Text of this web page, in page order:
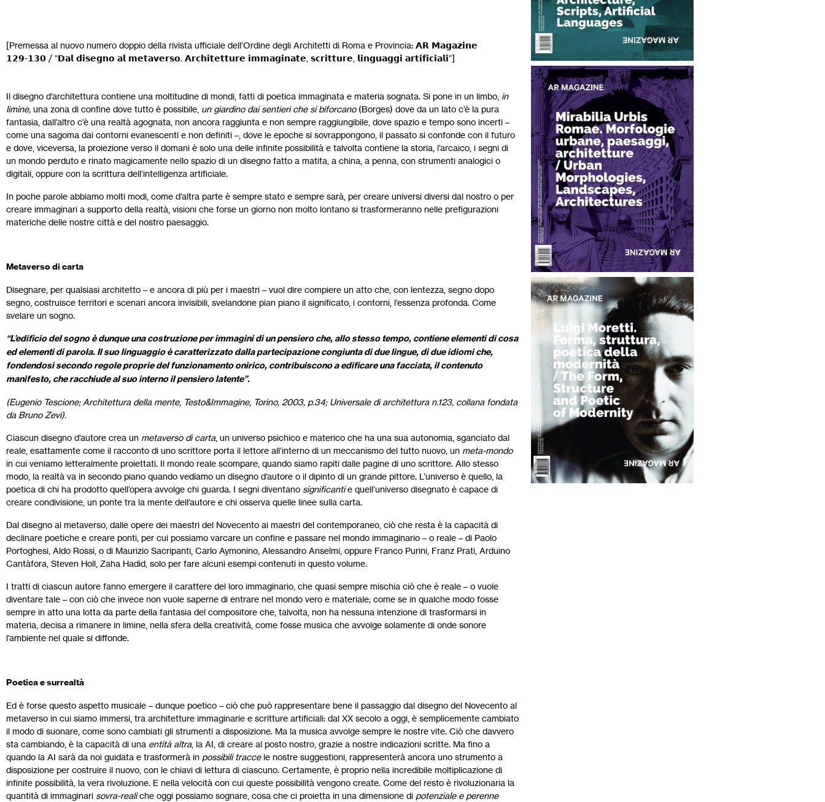
[Premessa al nuovo numero doppio della rivista ufficiale dell’Ordine degli Architetti di Roma e Provincia: 𝗔𝗥 𝗠𝗮𝗴𝗮𝘇𝗶𝗻𝗲
𝟭𝟮𝟵-𝟭𝟯𝟬 / “𝗗𝗮𝗹 𝗱𝗶𝘀𝗲𝗴𝗻𝗼 𝗮𝗹 𝗺𝗲𝘁𝗮𝘃𝗲𝗿𝘀𝗼. 𝗔𝗿𝗰𝗵𝗶𝘁𝗲𝘁𝘁𝘂𝗿𝗲 𝗶𝗺𝗺𝗮𝗴𝗶𝗻𝗮𝘁𝗲, 𝘀𝗰𝗿𝗶𝘁𝘁𝘂𝗿𝗲, 𝗹𝗶𝗻𝗴𝘂𝗮𝗴𝗴𝗶 𝗮𝗿𝘁𝗶𝗳𝗶𝗰𝗶𝗮𝗹𝗶”]
Il disegno d’architettura contiene una moltitudine di mondi, fatti di poetica immaginata e materia sognata. Si pone in un limbo, in
limine, una zona di confine dove tutto è possibile, un giardino dai sentieri che si biforcano(Borges) dove da un lato c’è la pura
fantasia, dall’altro c’è una realtà agognata, non ancora raggiunta e non sempre raggiungibile, dove spazio e tempo sono incerti –
come una sagoma dai contorni evanescenti e non definiti –, dove le epoche si sovrappongono, il passato si confonde con il futuro
e dove, viceversa, la proiezione verso il domani è solo una delle infinite possibilità e talvolta contiene la storia, l’arcaico, i segni di
un mondo perduto e rinato magicamente nello spazio di un disegno fatto a matita, a china, a penna, con strumenti analogici o
digitali, oppure con la scrittura dell’intelligenza artificiale.
In poche parole abbiamo molti modi, come d’altra parte è sempre stato e sempre sarà, per creare universi diversi dal nostro o per
creare immaginari a supporto della realtà, visioni che forse un giorno non molto lontano si trasformeranno nelle prefigurazioni
materiche delle nostre città e del nostro paesaggio.
Metaverso di carta
Disegnare, per qualsiasi architetto – e ancora di più per i maestri – vuol dire compiere un atto che, con lentezza, segno dopo
segno, costruisce territori e scenari ancora invisibili, svelandone pian piano il significato, i contorni, l’essenza profonda. Come
svelare un sogno.
“L’edificio del sogno è dunque una costruzione per immagini di un pensiero che, allo stesso tempo, contiene elementi di cosa
ed elementi di parola. Il suo linguaggio è caratterizzato dalla partecipazione congiunta di due lingue, di due idiomi che,
fondendosi secondo regole proprie del funzionamento onirico, contribuiscono a edificare una facciata, il contenuto
manifesto, che racchiude al suo interno il pensiero latente”.
(Eugenio Tescione; Architettura della mente, Testo&Immagine, Torino, 2003, p.34; Universale di architettura n.123, collana fondata
da Bruno Zevi).
Ciascun disegno d’autore crea un metaverso di carta, un universo psichico e materico che ha una sua autonomia, sganciato dal
reale, esattamente come il racconto di uno scrittore porta il lettore all’interno di un meccanismo del tutto nuovo, un meta-mondo
in cui veniamo letteralmente proiettati. Il mondo reale scompare, quando siamo rapiti dalle pagine di uno scrittore. Allo stesso
modo, la realtà va in secondo piano quando vediamo un disegno d’autore o il dipinto di un grande pittore. L’universo è quello, la
poetica di chi ha prodotto quell’opera avvolge chi guarda. I segni diventano significantie quell’universo disegnato è capace di
creare condivisione, un ponte tra la mente dell’autore e chi osserva quelle linee sulla carta.
Dal disegno al metaverso, dalle opere dei maestri del Novecento ai maestri del contemporaneo, ciò che resta è la capacità di
declinare poetiche e creare ponti, per cui possiamo varcare un confine e passare nel mondo immaginario – o reale – di Paolo
Portoghesi, Aldo Rossi, o di Maurizio Sacripanti, Carlo Aymonino, Alessandro Anselmi, oppure Franco Purini, Franz Prati, Arduino
Cantàfora, Steven Holl, Zaha Hadid, solo per fare alcuni esempi contenuti in questo volume.
I tratti di ciascun autore fanno emergere il carattere del loro immaginario, che quasi sempre mischia ciò che è reale – o vuole
diventare tale – con ciò che invece non vuole saperne di entrare nel mondo vero e materiale; come se in qualche modo fosse
sempre in atto una lotta da parte della fantasia del compositore che, talvolta, non ha nessuna intenzione di trasformarsi in
materia, decisa a rimanere in limine, nella sfera della creatività, come fosse musica che avvolge solamente di onde sonore
l’ambiente nel quale si diffonde.
Poetica e surrealtà
Ed è forse questo aspetto musicale – dunque poetico – ciò che può rappresentare bene il passaggio dal disegno del Novecento al
metaverso in cui siamo immersi, tra architetture immaginarie e scritture artificiali: dal XX secolo a oggi, è semplicemente cambiato
il modo di suonare, come sono cambiati gli strumenti a disposizione. Ma la musica avvolge sempre le nostre vite. Ciò che davvero
sta cambiando, è la capacità di una entità altra, la AI, di creare al posto nostro, grazie a nostre indicazioni scritte. Ma fino a
quando la AI sarà da noi guidata e trasformerà in possibili traccele nostre suggestioni, rappresenterà ancora uno strumento a
disposizione per costruire il nuovo, con le chiavi di lettura di ciascuno. Certamente, è proprio nella incredibile moltiplicazione di
infinite possibilità, la vera rivoluzione. E nella velocità con cui queste possibilità vengono create. Come del resto è rivoluzionaria la
quantità di immaginari sovra-realiche oggi possiamo sognare, cosa che ci proietta in una dimensione di potenziale e perenne